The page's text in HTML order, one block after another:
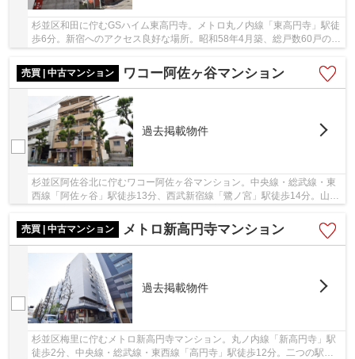
杉並区和田に佇むGSハイム東高円寺。メトロ丸ノ内線「東高円寺」駅徒
歩6分。新宿へのアクセス良好な場所。昭和58年4月築、総戸数60戸の新
耐震基準のマンションです。近隣には商業施設...
売買 | 中古マンション
ワコー阿佐ヶ谷マンション
過去掲載物件
杉並区阿佐谷北に佇むワコー阿佐ヶ谷マンション。中央線・総武線・東
西線「阿佐ヶ谷」駅徒歩13分、西武新宿線「鷺ノ宮」駅徒歩14分。山手
売買 | 中古マンション
メトロ新高円寺マンション
過去掲載物件
杉並区梅里に佇むメトロ新高円寺マンション。丸ノ内線「新高円寺」駅
徒歩2分、中央線・総武線・東西線「高円寺」駅徒歩12分。二つの駅の